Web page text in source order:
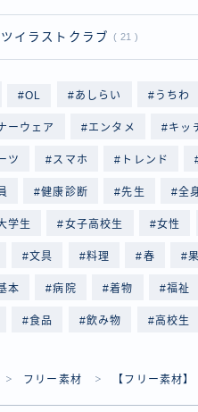
イラストクラブ 21
OL あしらい うちわ
ーウェア エンタメ キッ
ツ スマホ トレンド
健康診断 先生 全
学生 女子高校生 女性
文具 料理 春
本 病院 着物 福祉
食品 飲み物 高校生
＞ フリー素材 ＞ 【フリー素材